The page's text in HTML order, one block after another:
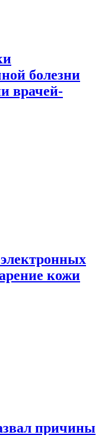
болезни
врачей-
кожи
причины